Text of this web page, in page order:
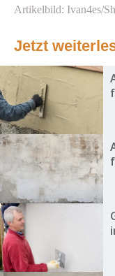
Artikelbild: Ivan4es/
Jetzt